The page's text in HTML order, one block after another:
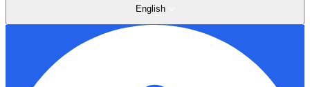
English